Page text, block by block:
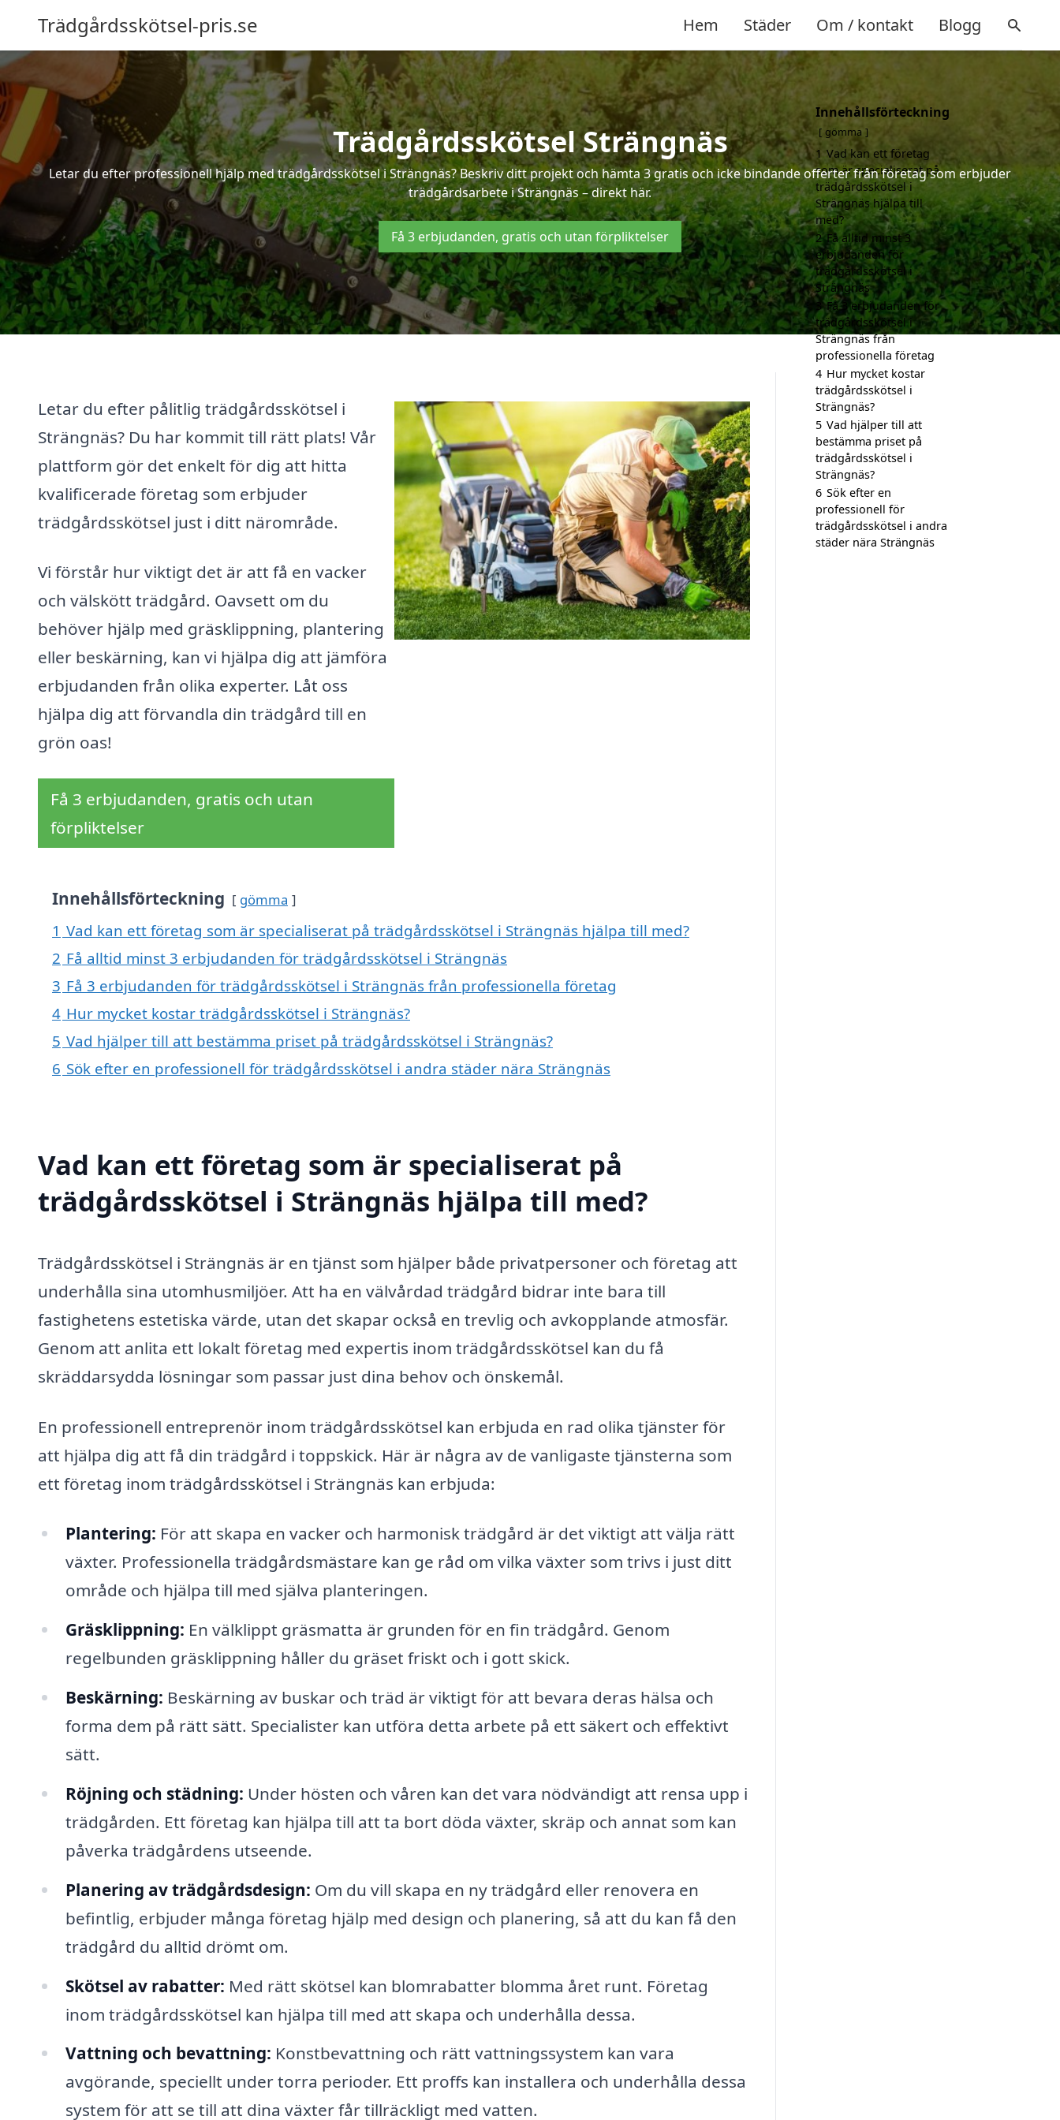
Trädgårdsskötsel-pris.se Hem Städer Om / kontakt Blogg
Trädgårdsskötsel Strängnäs
Letar du efter professionell hjälp med trädgårdsskötsel i Strängnäs? Beskriv ditt projekt och hämta 3 gratis och icke bindande offerter från företag som erbjuder
trädgårdsarbete i Strängnäs – direkt här.
Få 3 erbjudanden, gratis och utan förpliktelser
Letar du efter pålitlig trädgårdsskötsel i
Strängnäs? Du har kommit till rätt plats! Vår
plattform gör det enkelt för dig att hitta
kvalificerade företag som erbjuder
trädgårdsskötsel just i ditt närområde.
Vi förstår hur viktigt det är att få en vacker
och välskött trädgård. Oavsett om du
behöver hjälp med gräsklippning, plantering
eller beskärning, kan vi hjälpa dig att jämföra
erbjudanden från olika experter. Låt oss
hjälpa dig att förvandla din trädgård till en
grön oas!
Få 3 erbjudanden, gratis och utan
förpliktelser
Innehållsförteckning gömma
1 Vad kan ett företag som är specialiserat på trädgårdsskötsel i Strängnäs hjälpa till med?
2 Få alltid minst 3 erbjudanden för trädgårdsskötsel i Strängnäs
3 Få 3 erbjudanden för trädgårdsskötsel i Strängnäs från professionella företag
4 Hur mycket kostar trädgårdsskötsel i Strängnäs?
5 Vad hjälper till att bestämma priset på trädgårdsskötsel i Strängnäs?
6 Sök efter en professionell för trädgårdsskötsel i andra städer nära Strängnäs
Vad kan ett företag som är specialiserat på
trädgårdsskötsel i Strängnäs hjälpa till med?
Trädgårdsskötsel i Strängnäs är en tjänst som hjälper både privatpersoner och företag att
underhålla sina utomhusmiljöer. Att ha en välvårdad trädgård bidrar inte bara till
fastighetens estetiska värde, utan det skapar också en trevlig och avkopplande atmosfär.
Genom att anlita ett lokalt företag med expertis inom trädgårdsskötsel kan du få
skräddarsydda lösningar som passar just dina behov och önskemål.
En professionell entreprenör inom trädgårdsskötsel kan erbjuda en rad olika tjänster för
att hjälpa dig att få din trädgård i toppskick. Här är några av de vanligaste tjänsterna som
ett företag inom trädgårdsskötsel i Strängnäs kan erbjuda:
Plantering: För att skapa en vacker och harmonisk trädgård är det viktigt att välja rätt
växter. Professionella trädgårdsmästare kan ge råd om vilka växter som trivs i just ditt
område och hjälpa till med själva planteringen.
Gräsklippning: En välklippt gräsmatta är grunden för en fin trädgård. Genom
regelbunden gräsklippning håller du gräset friskt och i gott skick.
Beskärning: Beskärning av buskar och träd är viktigt för att bevara deras hälsa och
forma dem på rätt sätt. Specialister kan utföra detta arbete på ett säkert och effektivt
sätt.
Röjning och städning: Under hösten och våren kan det vara nödvändigt att rensa upp i
trädgården. Ett företag kan hjälpa till att ta bort döda växter, skräp och annat som kan
påverka trädgårdens utseende.
Planering av trädgårdsdesign: Om du vill skapa en ny trädgård eller renovera en
befintlig, erbjuder många företag hjälp med design och planering, så att du kan få den
trädgård du alltid drömt om.
Skötsel av rabatter: Med rätt skötsel kan blomrabatter blomma året runt. Företag
inom trädgårdsskötsel kan hjälpa till med att skapa och underhålla dessa.
Vattning och bevattning: Konstbevattning och rätt vattningssystem kan vara
avgörande, speciellt under torra perioder. Ett proffs kan installera och underhålla dessa
system för att se till att dina växter får tillräckligt med vatten.
Innehållsförteckning
gömma
1 Vad kan ett företag
som är specialiserat på
trädgårdsskötsel i
Strängnäs hjälpa till
med?
2 Få alltid minst 3
erbjudanden för
trädgårdsskötsel i
Strängnäs
3 Få 3 erbjudanden för
trädgårdsskötsel i
Strängnäs från
professionella företag
4 Hur mycket kostar
trädgårdsskötsel i
Strängnäs?
5 Vad hjälper till att
bestämma priset på
trädgårdsskötsel i
Strängnäs?
6 Sök efter en
professionell för
trädgårdsskötsel i andra
städer nära Strängnäs